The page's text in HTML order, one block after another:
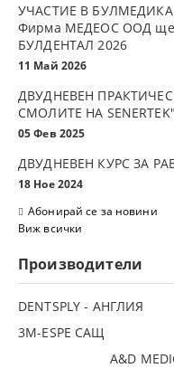
УЧАСТИЕ В
Фирма МЕДЕОС ООД ще
БУЛДЕНТАЛ 2026
11 Май 2026
ДВУДНЕВЕН
СМОЛИТЕ НА SENERTEK"
05 Фев 2025
ДВУДНЕВЕН КУРС ЗА
18 Ное 2024
Абонирай се за новини
Виж всички
Производители
DENTSPLY - АНГЛИЯ
3М-ESPE САЩ
A&D